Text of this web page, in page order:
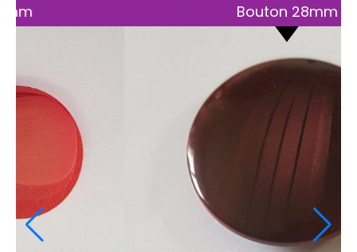
Bouton 22mm